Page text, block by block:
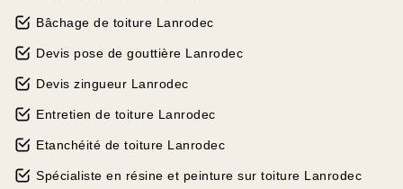
Bâchage de toiture Lanrodec
Devis pose de gouttière Lanrodec
Devis zingueur Lanrodec
Entretien de toiture Lanrodec
Etanchéité de toiture Lanrodec
Spécialiste en résine et peinture sur toiture Lanrodec